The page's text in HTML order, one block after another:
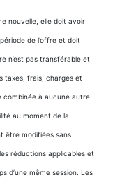
nouvelle, elle doit avoir
de l’offre et doit
n’est pas transférable et
taxes, frais, charges et
combinée à aucune autre
au moment de la
être modifiées sans
réductions applicables et
d’une même session. Les